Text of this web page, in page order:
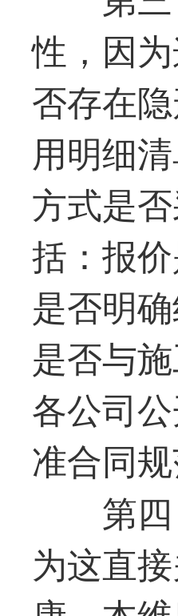
性，因
否存在
用明细
方式是
括：报
是否明
是否与
各公司
准合同规
第
为这直